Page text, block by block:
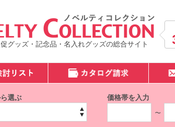
グッズ・記念品・名入れグッズの総合サイト
選ぶ 価格帯を入力
〜